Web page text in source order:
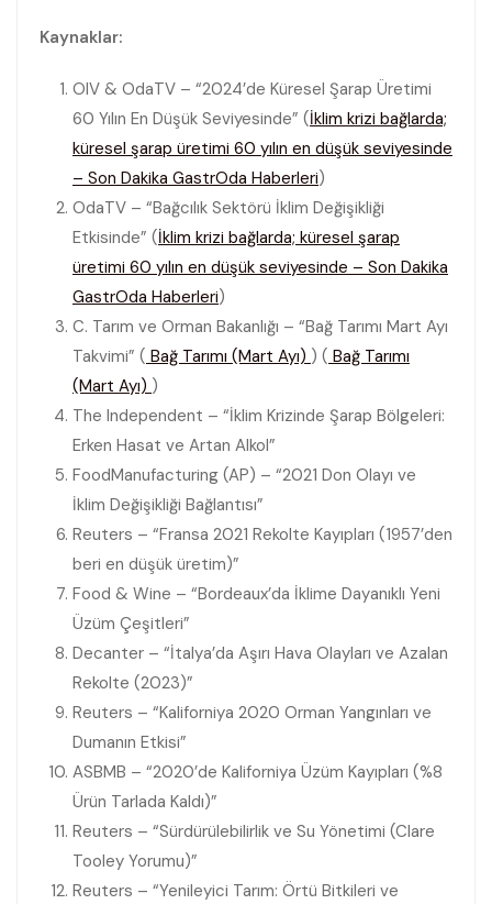
Kaynaklar:
OIV & OdaTV – “2024’de Küresel Şarap Üretimi
60 Yılın En Düşük Seviyesinde” (İklim krizi bağlarda;
küresel şarap üretimi 60 yılın en düşük seviyesinde
– Son Dakika GastrOda Haberleri)
OdaTV – “Bağcılık Sektörü İklim Değişikliği
Etkisinde” (İklim krizi bağlarda; küresel şarap
üretimi 60 yılın en düşük seviyesinde – Son Dakika
GastrOda Haberleri)
C. Tarım ve Orman Bakanlığı – “Bağ Tarımı Mart Ayı
Takvimi” ( Bağ Tarımı (Mart Ayı) ) ( Bağ Tarımı
(Mart Ayı) )
The Independent – “İklim Krizinde Şarap Bölgeleri:
Erken Hasat ve Artan Alkol”
FoodManufacturing (AP) – “2021 Don Olayı ve
İklim Değişikliği Bağlantısı”
Reuters – “Fransa 2021 Rekolte Kayıpları (1957’den
beri en düşük üretim)”
Food & Wine – “Bordeaux’da İklime Dayanıklı Yeni
Üzüm Çeşitleri”
Decanter – “İtalya’da Aşırı Hava Olayları ve Azalan
Rekolte (2023)”
Reuters – “Kaliforniya 2020 Orman Yangınları ve
Dumanın Etkisi”
ASBMB – “2020’de Kaliforniya Üzüm Kayıpları (%8
Ürün Tarlada Kaldı)”
Reuters – “Sürdürülebilirlik ve Su Yönetimi (Clare
Tooley Yorumu)”
Reuters – “Yenileyici Tarım: Örtü Bitkileri ve